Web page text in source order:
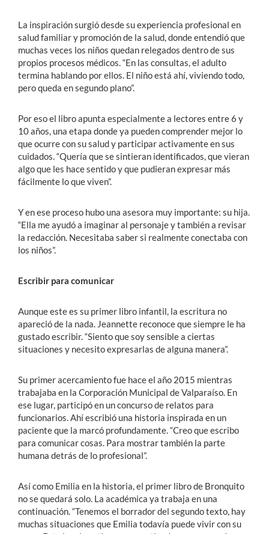
La inspiración surgió desde su experiencia profesional en
salud familiar y promoción de la salud, donde entendió que
muchas veces los niños quedan relegados dentro de sus
propios procesos médicos. “En las consultas, el adulto
termina hablando por ellos. El niño está ahí, viviendo todo,
pero queda en segundo plano”.
Por eso el libro apunta especialmente a lectores entre 6 y
10 años, una etapa donde ya pueden comprender mejor lo
que ocurre con su salud y participar activamente en sus
cuidados. “Quería que se sintieran identificados, que vieran
algo que les hace sentido y que pudieran expresar más
fácilmente lo que viven”.
Y en ese proceso hubo una asesora muy importante: su hija.
“Ella me ayudó a imaginar al personaje y también a revisar
la redacción. Necesitaba saber si realmente conectaba con
los niños”.
Escribir para comunicar
Aunque este es su primer libro infantil, la escritura no
apareció de la nada. Jeannette reconoce que siempre le ha
gustado escribir. “Siento que soy sensible a ciertas
situaciones y necesito expresarlas de alguna manera”.
Su primer acercamiento fue hace el año 2015 mientras
trabajaba en la Corporación Municipal de Valparaíso. En
ese lugar, participó en un concurso de relatos para
funcionarios. Ahí escribió una historia inspirada en un
paciente que la marcó profundamente. “Creo que escribo
para comunicar cosas. Para mostrar también la parte
humana detrás de lo profesional”.
Así como Emilia en la historia, el primer libro de Bronquito
no se quedará solo. La académica ya trabaja en una
continuación. “Tenemos el borrador del segundo texto, hay
muchas situaciones que Emilia todavía puede vivir con su